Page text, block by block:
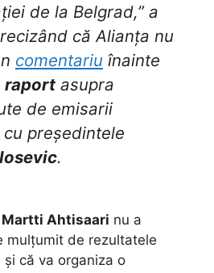
de la Belgrad,” a
că Alianța nu
comentariu înainte
raport asupra
de emisarii
președintele
.
Martti Ahtisaari nu a
mulțumit de rezultatele
că va organiza o